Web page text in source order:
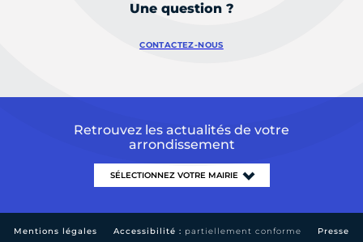
Une question ?
CONTACTEZ-NOUS
Retrouvez les actualités de votre
arrondissement
Mentions légales Accessibilité : partiellement conforme Presse